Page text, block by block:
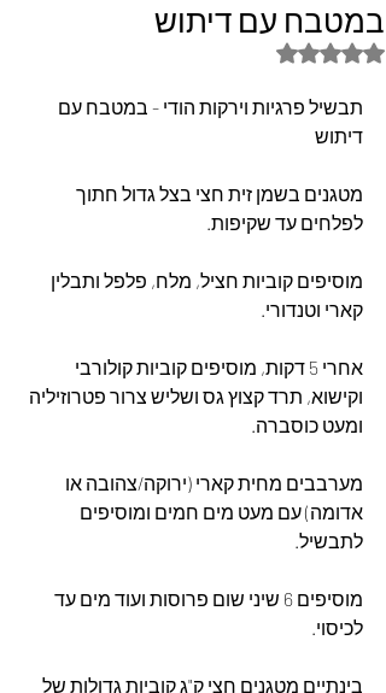
במטבח עם דיתוש
דירוג של NaN מתוך 5 כוכבים
תבשיל פרגיות וירקות הודי - במטבח עם
דיתוש
מטגנים בשמן זית חצי בצל גדול חתוך
לפלחים עד שקיפות.
מוסיפים קוביות חציל, מלח, פלפל ותבלין
קארי וטנדורי.
אחרי 5 דקות, מוסיפים קוביות קולורבי
וקישוא, תרד קצוץ גס ושליש צרור פטרוזיליה
ומעט כוסברה.
מערבבים מחית קארי (ירוקה/צהובה או
אדומה) עם מעט מים חמים ומוסיפים
לתבשיל.
מוסיפים 6 שיני שום פרוסות ועוד מים עד
לכיסוי.
בינתיים מטגנים חצי ק"ג קוביות גדולות של